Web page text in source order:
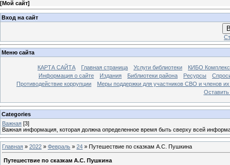
[Мой сайт]
Вход на сайт
Меню сайта
КАРТА САЙТА Главная страница Услуги библиотеки
КИБО
Информация о сайте
Издания Библиотеки района Ресурсы
Противодействие коррупции
Меры поддержки для участников СВО и членов
Оставить
Categories
Важная [3]
Важная информация, которая должна определенное время быть сверху всей
Главная » 2022 » Февраль » 24 » Путешествие по сказкам А.С. Пушкина
Путешествие по сказкам А.С. Пушкина